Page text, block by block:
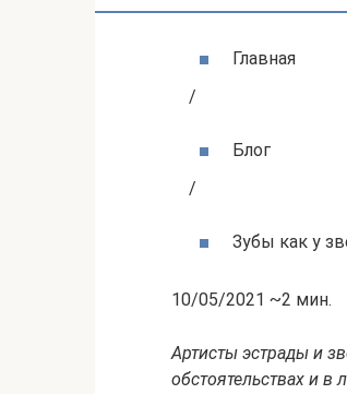
Главная
/
Блог
/
Зубы как у
10/05/2021 ~2 мин.
Артисты эстрады и
обстоятельствах и